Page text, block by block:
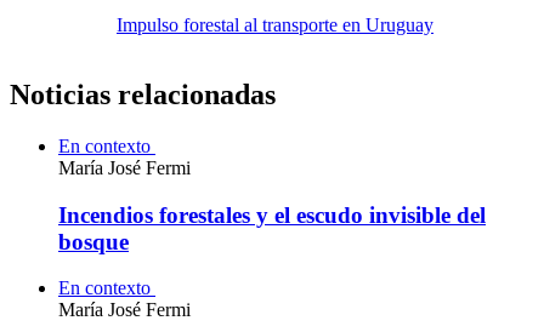
Impulso forestal al transporte en Uruguay
Noticias relacionadas
En contexto
María José Fermi
Incendios forestales y el escudo invisible del
bosque
En contexto
María José Fermi